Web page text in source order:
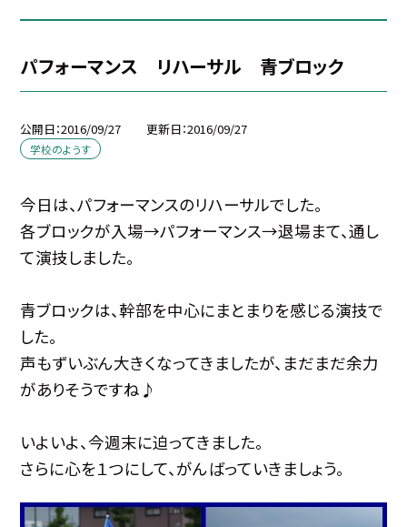
パフォーマンス リハーサル 青ブロック
公開日 2016/09/27 更新日 2016/09/27
学校のようす
今日は、パフォーマンスのリハーサルでした。
各ブロックが入場→パフォーマンス→退場まて、通し
て演技しました。
青ブロックは、幹部を中心にまとまりを感じる演技で
した。
声もずいぶん大きくなってきましたが、まだまだ余力
がありそうですね♪
いよいよ、今週末に迫ってきました。
さらに心を１つにして、がんばっていきましょう。